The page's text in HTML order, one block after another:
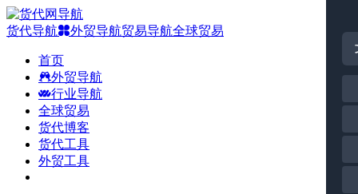
货代导航 外贸导航贸易导航全球贸易
首页
外贸导航
行业导航
全球贸易
货代博客
货代工具
外贸工具